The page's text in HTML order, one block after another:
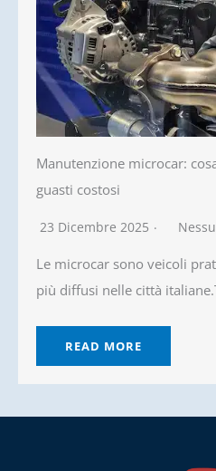
Manutenzione microcar:
guasti costosi
23 Dicembre 2025
Le microcar sono veicoli
più diffusi nelle città
READ MORE